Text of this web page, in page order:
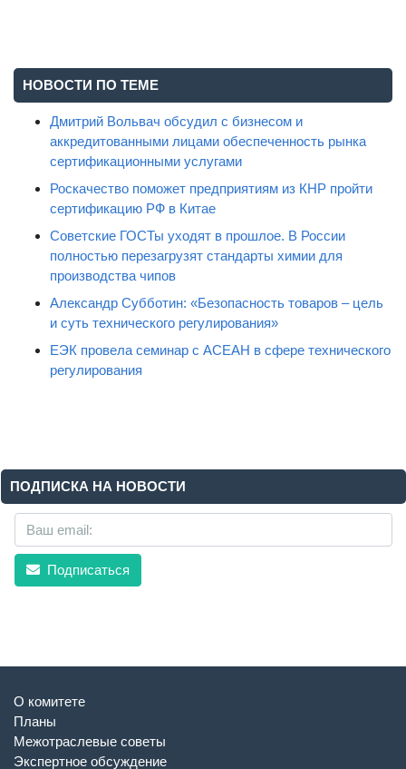
НОВОСТИ ПО ТЕМЕ
Дмитрий Вольвач обсудил с бизнесом и
аккредитованными лицами обеспеченность рынка
Роскачество поможет предприятиям из КНР пройти
Советские ГОСТы уходят в прошлое. В России
полностью перезагрузят стандарты химии для
Александр Субботин: «Безопасность товаров – цель
ЕЭК провела семинар с АСЕАН в сфере технического
ПОДПИСКА НА НОВОСТИ
Подписаться
О комитете
Планы
Межотраслевые советы